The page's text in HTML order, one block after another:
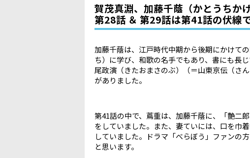
賀茂真淵、加藤千蔭（かとうちか
第28話 ＆ 第29話は第41話の伏線
加藤千蔭は、江戸時代中期から後期にかけて
ち）に学び、和歌の名手でもあり、書にも長
尾政演（きたおまさのぶ）（＝山東京伝（さ
がありました。
第41話の中で、蔦重は、加藤千蔭に、「艶二
をしていました。また、妻ていには、口を巾
していました。ドラマ「べらぼう」ファンの
と思います。